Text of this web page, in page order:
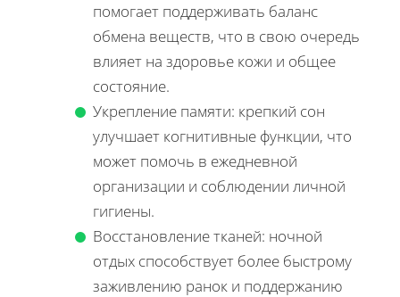
помогает поддерживать баланс
обмена веществ, что в свою очередь
влияет на здоровье кожи и общее
состояние.
Укрепление памяти: крепкий сон
улучшает когнитивные функции, что
может помочь в ежедневной
организации и соблюдении личной
гигиены.
Восстановление тканей: ночной
отдых способствует более быстрому
заживлению ранок и поддержанию